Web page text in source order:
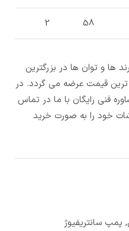
58
2
ها و توان ها در بزرگترین
ترین قیمت عرضه می گردد. در
فنی رایگان با ما در تماس
خود را به صورت خرید
سانتریفیوژ